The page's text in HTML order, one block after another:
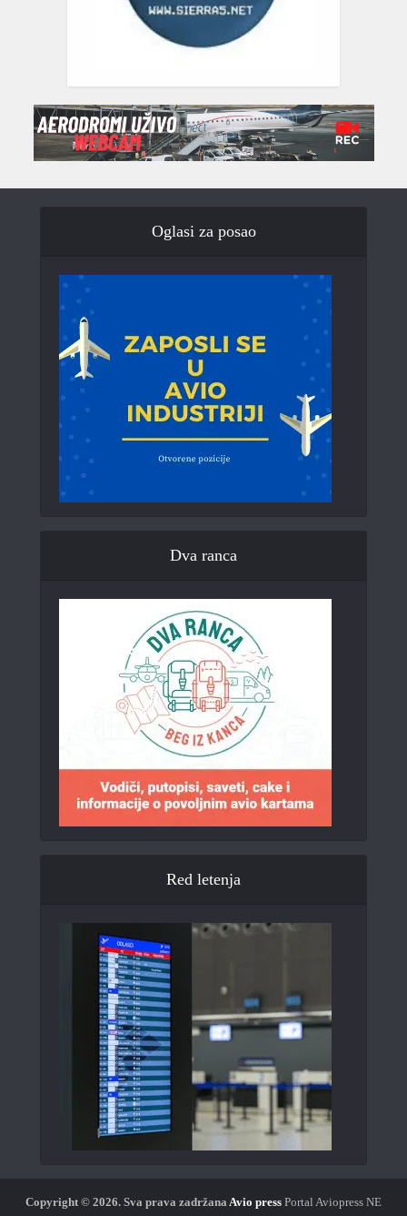
Oglasi za posao
Dva ranca
Red letenja
Copyright © 2026. Sva prava zadržana Avio press Portal Aviopress NE